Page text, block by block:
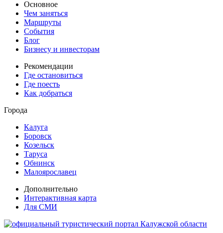
Основное
Чем заняться
Маршруты
События
Блог
Бизнесу и инвесторам
Рекомендации
Где остановиться
Где поесть
Как добраться
Города
Калуга
Боровск
Козельск
Таруса
Обнинск
Малоярославец
Дополнительно
Интерактивная карта
Для СМИ